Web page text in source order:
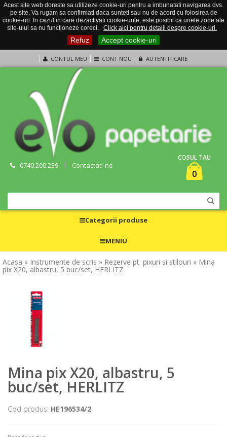
Acest site web doreste sa utilizeze cookie-uri pentru a imbunatati navigarea dvs.
pe site. Va rugam sa confirmati daca sunteti sau nu de acord cu folosirea de
cookie-uri. In cazul in care dezactivati cookie-urile, este posibil ca unele zone ale
site-ului sa nu functioneze corect.
Click aici pentru detalii despre cookie-uri.
Refuz Accept cookie-uri
CONTUL MEU CONT NOU AUTENTIFICARE
0740.200.239 Contactati-ne
COSUL TAU
0
Categorii produse
MENIU
Acasa » Instrumente de scris » Rezerve pt. pixuri si stilouri » Mina
pix X20, albastru, 5 buc/set, HERLITZ
Mina pix X20, albastru, 5
buc/set, HERLITZ
Cod produs: HE196534/2